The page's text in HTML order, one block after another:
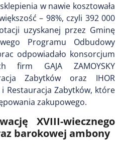
w nawie kosztowała
– 98%, czyli 392 000
uzyskanej przez Gminę
Programu Odbudowy
odpowiadało konsorcjum
firm GAJA ZAMOYSKY
Zabytków oraz IHOR
i Restauracja Zabytków, które
zakupowego.
XVIII-wiecznego
barokowej ambony